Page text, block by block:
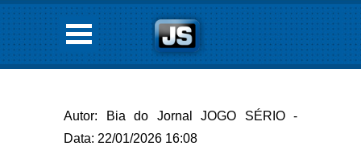
Autor: Bia do Jornal JOGO SÉRIO -
Data: 22/01/2026 16:08